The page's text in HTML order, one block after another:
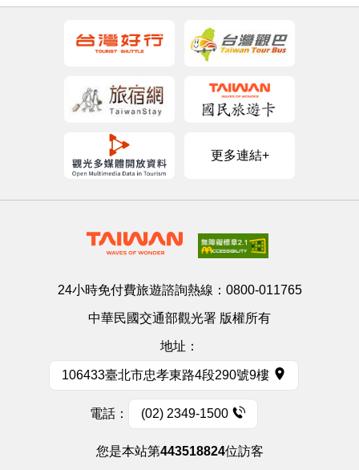
更多連結+
24小時免付費旅遊諮詢熱線： 0800-011765
中華民國交通部觀光署 版權所有
地址：
106433臺北市忠孝東路4段290號9樓
電話： (02) 2349-1500
您是本站第443518824位訪客